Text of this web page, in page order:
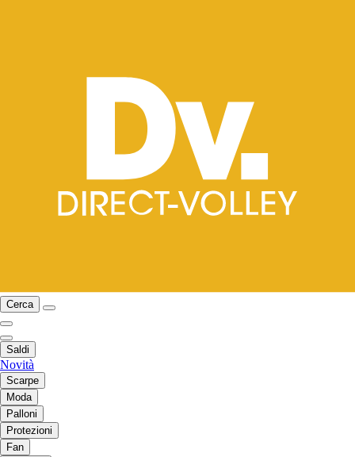
Cerca
Saldi
Novità
Scarpe
Moda
Palloni
Protezioni
Fan